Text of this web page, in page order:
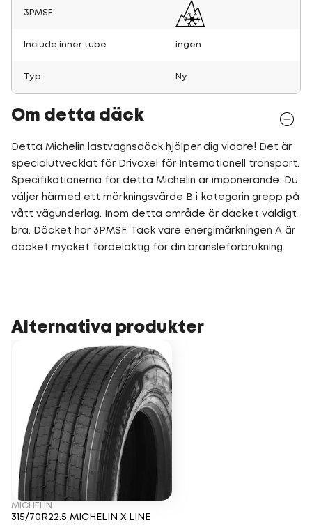
3PMSF
Include inner tube ingen
Typ Ny
Om detta däck
Detta Michelin lastvagnsdäck hjälper dig vidare! Det är
specialutvecklat för Drivaxel för Internationell transport.
Specifikationerna för detta Michelin är imponerande. Du
väljer härmed ett märkningsvärde B i kategorin grepp på
vått vägunderlag. Inom detta område är däcket väldigt
bra. Däcket har 3PMSF. Tack vare energimärkningen A är
däcket mycket fördelaktig för din bränsleförbrukning.
Alternativa produkter
MICHELIN
315/70R22.5 MICHELIN X LINE